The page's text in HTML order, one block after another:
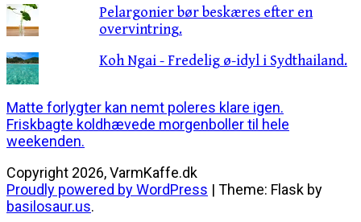
Pelargonier bør beskæres efter en
overvintring.
Koh Ngai - Fredelig ø-idyl i Sydthailand.
Indlægsnavigation
Matte forlygter kan nemt poleres klare igen.
Friskbagte koldhævede morgenboller til hele
weekenden.
Copyright 2026, VarmKaffe.dk
Proudly powered by WordPress | Theme: Flask by
basilosaur.us.